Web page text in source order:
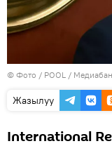
© Фото / POOL /
Жазылуу
International